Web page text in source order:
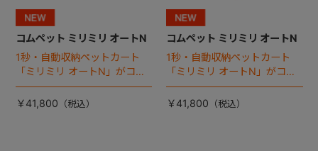
コムペット ミリミリ オートN
1秒・自動収納ペットカート
「ミリミリ オートN」がコム
ペットから登場！
￥41,800
コムペット ミリミリ オートN
1秒・自動収納ペットカート
「ミリミリ オートN」がコム
ペットから登場！
￥41,800